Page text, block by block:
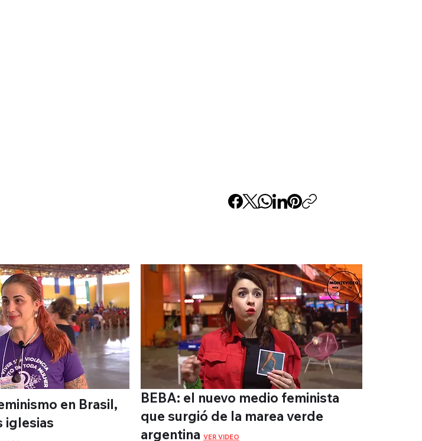
en Brasil,
iglesias
BEBA: el nuevo medio feminista
que surgió de la marea verde
argentina VER VIDEO